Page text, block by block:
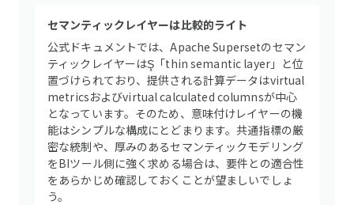
セマンティックレイヤーは比較的ライト
公式ドキュメントでは、Apache Supersetのセマン
ティックレイヤーはŞ「thin semantic layer」と位
置づけられており、提供される計算データはvirtual
metricsおよびvirtual calculated columnsが中心
となっています。そのため、意味付けレイヤーの機
能はシンプルな構成にとどまります。共通指標の厳
密な統制や、厚みのあるセマンティックモデリング
をBIツール側に強く求める場合は、要件との適合性
をあらかじめ確認しておくことが望ましいでしょ
う。